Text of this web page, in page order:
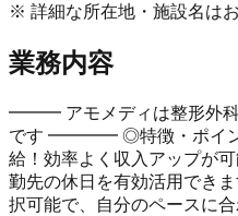
※ 詳細な所在地・施設名は
業務内容
━━━ アモメディは整形外科
です ━━━━ ◎特徴・ポイ
給！効率よく収入アップが
勤先の休日を有効活用でき
択可能で、自分のペースに